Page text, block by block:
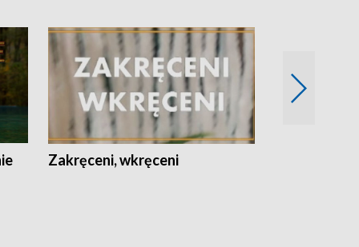
Zakręceni, wkręceni